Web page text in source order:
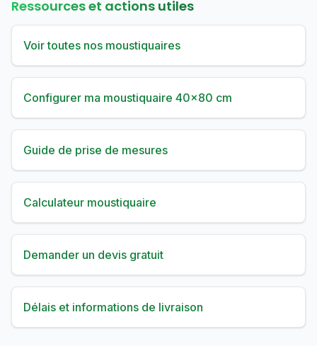
Ressources et actions utiles
Voir toutes nos moustiquaires
Configurer ma moustiquaire 40×80 cm
Guide de prise de mesures
Calculateur moustiquaire
Demander un devis gratuit
Délais et informations de livraison